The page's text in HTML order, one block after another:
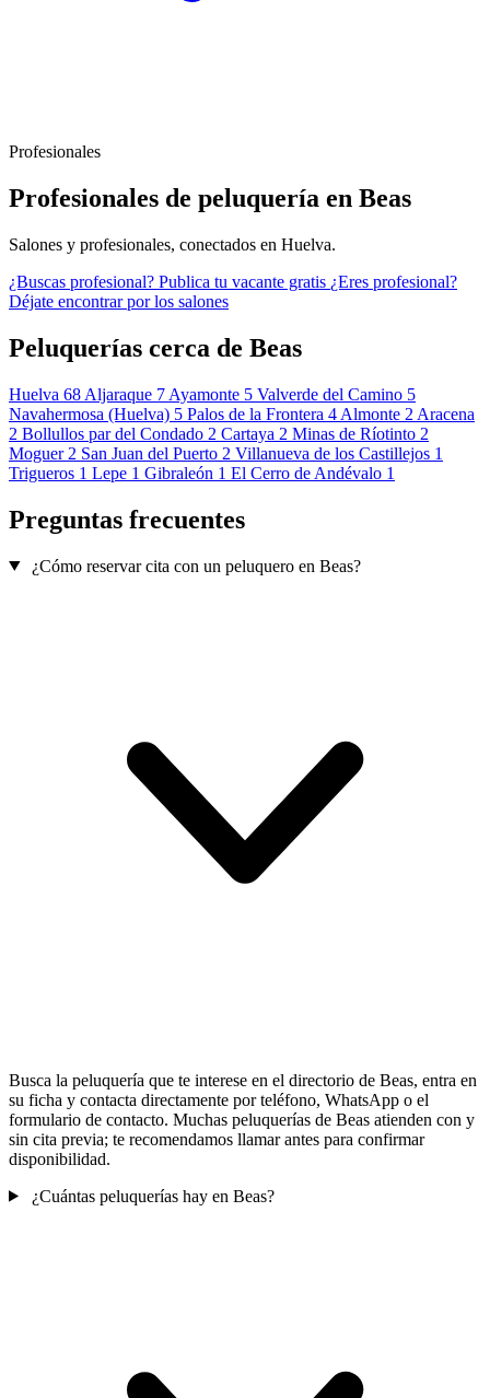
Profesionales
Profesionales de peluquería en Beas
Salones y profesionales, conectados en Huelva.
¿Buscas profesional? Publica tu vacante gratis ¿Eres profesional?
Déjate encontrar por los salones
Peluquerías cerca de Beas
Huelva 68 Aljaraque 7 Ayamonte 5 Valverde del Camino 5
Navahermosa (Huelva) 5 Palos de la Frontera 4 Almonte 2 Aracena
2 Bollullos par del Condado 2 Cartaya 2 Minas de Ríotinto 2
Moguer 2 San Juan del Puerto 2 Villanueva de los Castillejos 1
Trigueros 1 Lepe 1 Gibraleón 1 El Cerro de Andévalo 1
Preguntas frecuentes
¿Cómo reservar cita con un peluquero en Beas?
Busca la peluquería que te interese en el directorio de Beas, entra en
su ficha y contacta directamente por teléfono, WhatsApp o el
formulario de contacto. Muchas peluquerías de Beas atienden con y
sin cita previa; te recomendamos llamar antes para confirmar
disponibilidad.
¿Cuántas peluquerías hay en Beas?